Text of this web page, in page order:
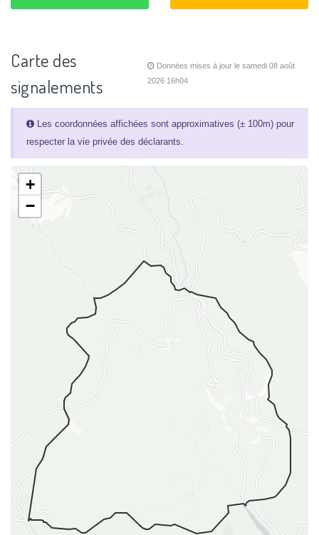
Carte des
signalements
Données mises à jour le samedi 08 août
2026 16h04
Les coordonnées affichées sont approximatives (± 100m) pour
respecter la vie privée des déclarants.
+
−